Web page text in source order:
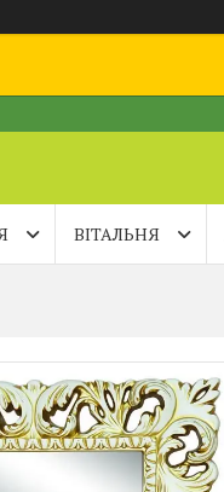
ВІТАЛЬНЯ